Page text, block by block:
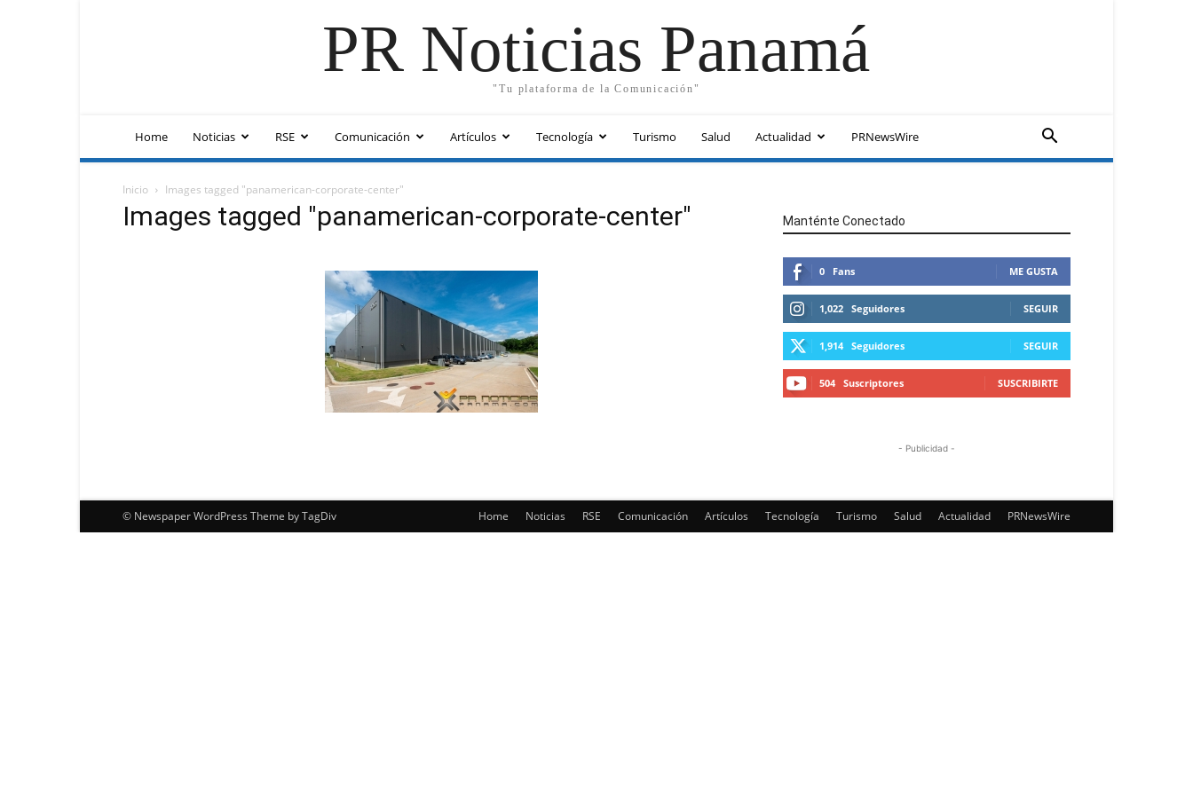
PR Noticias Panamá
"Tu plataforma de la Comunicación"
Home Noticias RSE Comunicación Artículos Tecnología Turismo Salud Actualidad PRNewsWire
Inicio Images tagged "panamerican-corporate-center"
Images tagged "panamerican-corporate-center" Manténte Conectado
0 Fans ME GUSTA
1,022 Seguidores SEGUIR
1,914 Seguidores SEGUIR
504 Suscriptores SUSCRIBIRTE
- Publicidad -
Home Noticias RSE Comunicación Artículos Tecnología Turismo Salud Actualidad PRNewsWire
© Newspaper WordPress Theme by TagDiv